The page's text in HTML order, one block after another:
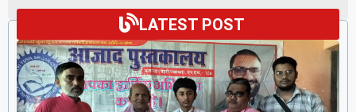
LATEST POST